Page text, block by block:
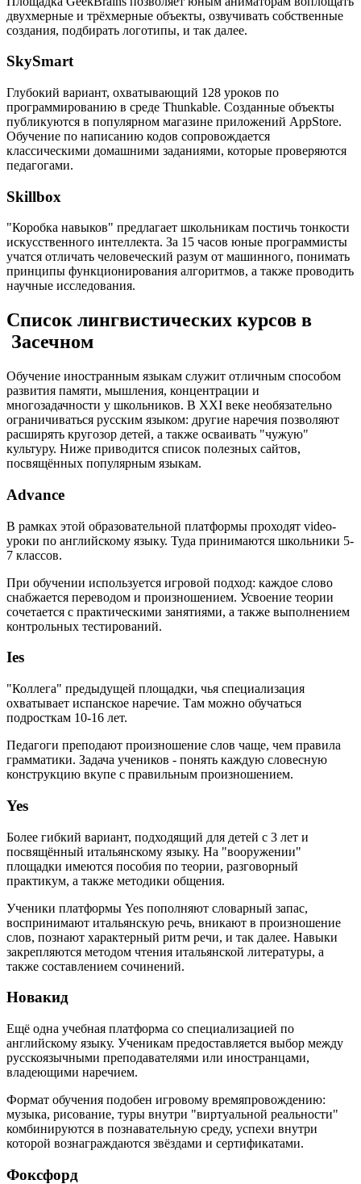
двухмерные и трёхмерные объекты, озвучивать собственные
создания, подбирать логотипы, и так далее.
SkySmart
Глубокий вариант, охватывающий 128 уроков по
программированию в среде Thunkable. Созданные объекты
публикуются в популярном магазине приложений AppStore.
Обучение по написанию кодов сопровождается
классическими домашними заданиями, которые проверяются
педагогами.
Skillbox
"Коробка навыков" предлагает школьникам постичь тонкости
искусственного интеллекта. За 15 часов юные программисты
учатся отличать человеческий разум от машинного, понимать
принципы функционирования алгоритмов, а также проводить
научные исследования.
Список лингвистических курсов в
Засечном
Обучение иностранным языкам служит отличным способом
развития памяти, мышления, концентрации и
многозадачности у школьников. В XXI веке необязательно
ограничиваться русским языком: другие наречия позволяют
расширять кругозор детей, а также осваивать "чужую"
культуру. Ниже приводится список полезных сайтов,
посвящённых популярным языкам.
Advance
В рамках этой образовательной платформы проходят video-
уроки по английскому языку. Туда принимаются школьники 5-
7 классов.
При обучении используется игровой подход: каждое слово
снабжается переводом и произношением. Усвоение теории
сочетается с практическими занятиями, а также выполнением
контрольных тестирований.
Ies
"Коллега" предыдущей площадки, чья специализация
охватывает испанское наречие. Там можно обучаться
подросткам 10-16 лет.
Педагоги преподают произношение слов чаще, чем правила
грамматики. Задача учеников - понять каждую словесную
конструкцию вкупе с правильным произношением.
Yes
Более гибкий вариант, подходящий для детей с 3 лет и
посвящённый итальянскому языку. На "вооружении"
площадки имеются пособия по теории, разговорный
практикум, а также методики общения.
Ученики платформы Yes пополняют словарный запас,
воспринимают итальянскую речь, вникают в произношение
слов, познают характерный ритм речи, и так далее. Навыки
закрепляются методом чтения итальянской литературы, а
также составлением сочинений.
Новакид
Ещё одна учебная платформа со специализацией по
английскому языку. Ученикам предоставляется выбор между
русскоязычными преподавателями или иностранцами,
владеющими наречием.
Формат обучения подобен игровому времяпровождению:
музыка, рисование, туры внутри "виртуальной реальности"
комбинируются в познавательную среду, успехи внутри
которой вознаграждаются звёздами и сертификатами.
Фоксфорд